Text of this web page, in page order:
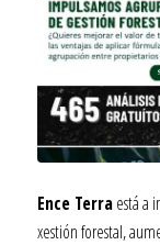
Ence Terraestá a
xestión forestal,